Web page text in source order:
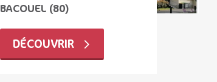
BACOUEL (80)
DÉCOUVRIR